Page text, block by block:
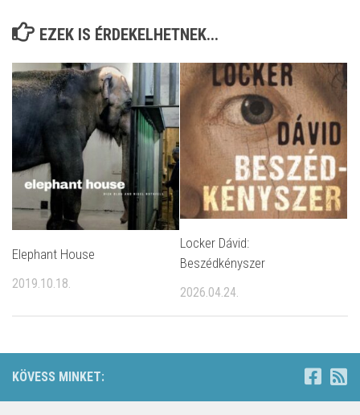
EZEK IS ÉRDEKELHETNEK...
Elephant House
2019.10.18.
Locker Dávid:
Beszédkényszer
2026.04.24.
KÖVESS MINKET: